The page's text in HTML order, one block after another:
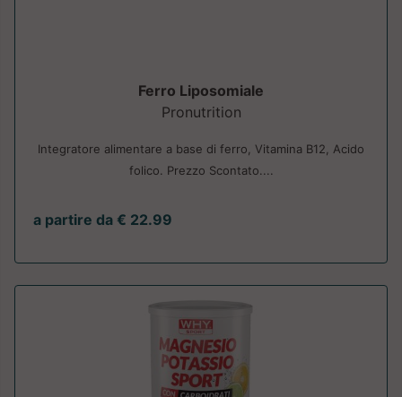
Ferro Liposomiale
Pronutrition
Integratore alimentare a base di ferro, Vitamina B12, Acido
folico. Prezzo Scontato....
a partire da € 22.99